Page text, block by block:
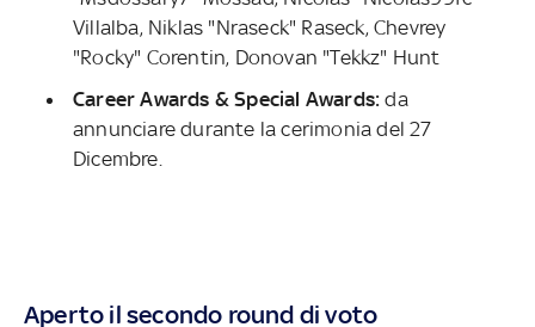
Villalba, Niklas "Nraseck" Raseck, Chevrey
"Rocky" Corentin, Donovan "Tekkz" Hunt
Career Awards & Special Awards: da
annunciare durante la cerimonia del 27
Dicembre.
Aperto il secondo round di voto